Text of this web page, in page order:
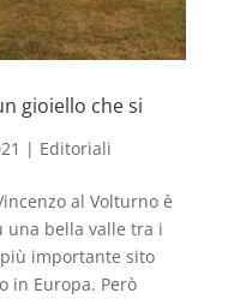
gioiello che si
| Editoriali
al Volturno è
una bella valle tra i
importante sito
in Europa. Però